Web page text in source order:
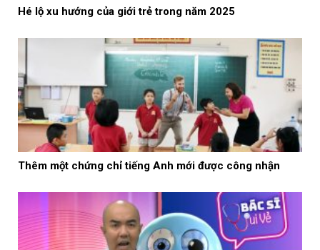
Hé lộ xu hướng của giới trẻ trong năm 2025
Thêm một chứng chỉ tiếng Anh mới được công nhận